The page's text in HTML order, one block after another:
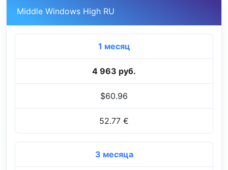
Middle Windows High RU
1 месяц
4 963 руб.
$60.96
52.77 €
3 месяца